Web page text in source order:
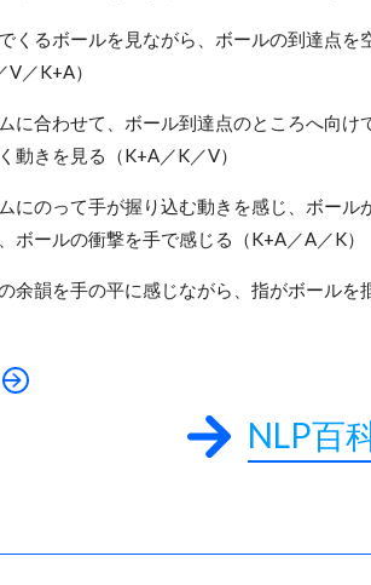
くるボールを見ながら、ボールの到達点を
V／K+A）
に合わせて、ボール到達点のところへ向け
動きを見る（K+A／K／V）
にのって手が握り込む動きを感じ、ボール
ボールの衝撃を手で感じる（K+A／A／K）
余韻を手の平に感じながら、指がボールを
NLP百